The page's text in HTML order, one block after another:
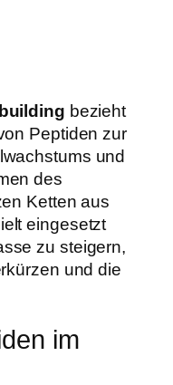
bezieht
Peptiden zur
und
des
Ketten aus
eingesetzt
zu steigern,
und die
im